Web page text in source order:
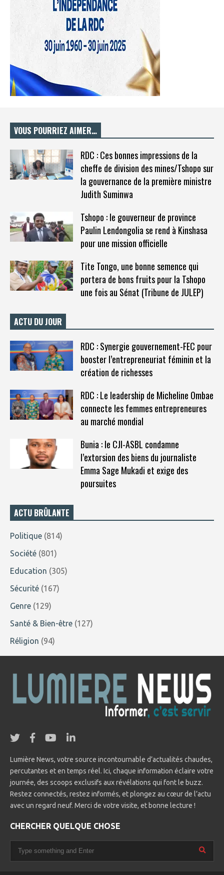
VOUS POURRIEZ AIMER…
RDC : Ces bonnes impressions de la
cheffe de division des mines/Tshopo sur
la gouvernance de la première ministre
Judith Suminwa
Tshopo : le gouverneur de province
Paulin Lendongolia se rend à Kinshasa
pour une mission officielle
Tite Tongo, une bonne semence qui
portera de bons fruits pour la Tshopo
une fois au Sénat (Tribune de JULEP)
ACTU DU JOUR
RDC : Synergie gouvernement-FEC pour
booster l’entrepreneuriat féminin et la
création de richesses
RDC : Le leadership de Micheline Ombae
connecte les femmes entrepreneures
au marché mondial
Bunia : le CJI-ASBL condamne
l’extorsion des biens du journaliste
Emma Sage Mukadi et exige des
poursuites
ACTU BRÛLANTE
Politique (814)
Société (801)
Education (305)
Sécurité (167)
Genre (129)
Santé & Bien-être (127)
Réligion (94)
Lumière News, votre source incontournable d’actualités chaudes,
percutantes et en temps réel. Ici, chaque information éclaire votre
journée, des scoops exclusifs aux révélations qui font le buzz.
Restez connectés, restez informés, et plongez au cœur de l’actu
avec un regard neuf. Merci de votre visite, et bonne lecture !
CHERCHER QUELQUE CHOSE